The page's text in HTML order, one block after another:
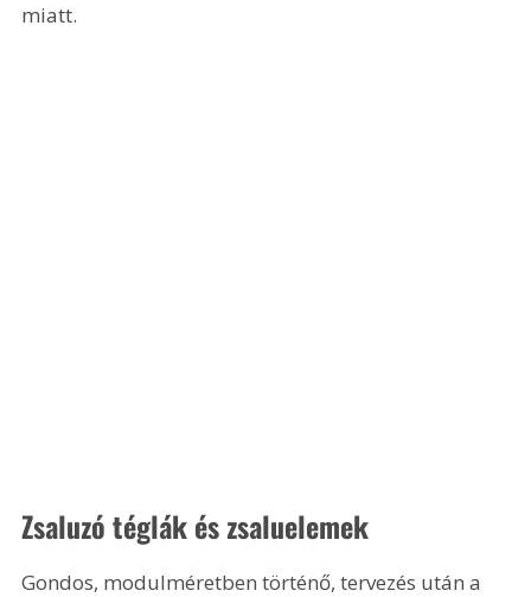
miatt.
Zsaluzó téglák és zsaluelemek
Gondos, modulméretben történő, tervezés után a